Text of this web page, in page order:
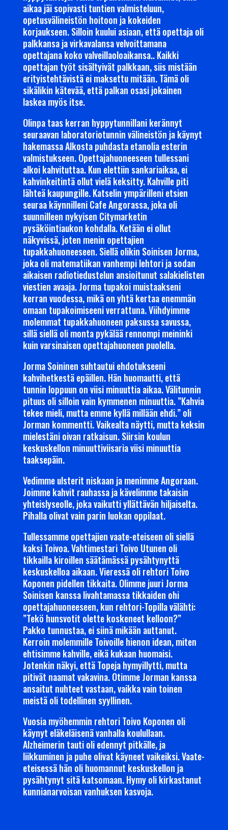
aikaa jäi sopivasti tuntien valmisteluun,
opetusvälineistön hoitoon ja kokeiden
korjaukseen. Silloin kuului asiaan, että opettaja oli
palkkansa ja virkavalansa velvoittamana
opettajana koko valveillaoloaikansa.. Kaikki
opettajan työt sisältyivät palkkaan, siis mistään
erityistehtävistä ei maksettu mitään. Tämä oli
sikälikin kätevää, että palkan osasi jokainen
laskea myös itse.
Olinpa taas kerran hyppytunnillani kerännyt
seuraavan laboratoriotunnin välineistön ja käynyt
hakemassa Alkosta puhdasta etanolia esterin
valmistukseen. Opettajahuoneeseen tullessani
alkoi kahvituttaa. Kun elettiin sankariaikaa, ei
kahvinkeitintä ollut vielä keksitty. Kahville piti
lähteä kaupungille. Katselin ympärilleni etsien
seuraa käynnilleni Cafe Angorassa, joka oli
suunnilleen nykyisen Citymarketin
pysäköintiaukon kohdalla. Ketään ei ollut
näkyvissä, joten menin opettajien
tupakkahuoneeseen. Siellä olikin Soinisen Jorma,
joka oli matematiikan vanhempi lehtori ja sodan
aikaisen radiotiedustelun ansioitunut salakielisten
viestien avaaja. Jorma tupakoi muistaakseni
kerran vuodessa, mikä on yhtä kertaa enemmän
omaan tupakoimiseeni verrattuna. Viihdyimme
molemmat tupakkahuoneen paksussa savussa,
sillä siellä oli monta pykälää rennompi meininki
kuin varsinaisen opettajahuoneen puolella.
Jorma Soininen suhtautui ehdotukseeni
kahvihetkestä epäillen. Hän huomautti, että
tunnin loppuun on viisi minuuttia aikaa. Välitunnin
pituus oli silloin vain kymmenen minuuttia. ”Kahvia
tekee mieli, mutta emme kyllä millään ehdi.” oli
Jorman kommentti. Vaikealta näytti, mutta keksin
mielestäni oivan ratkaisun. Siirsin koulun
keskuskellon minuuttiviisaria viisi minuuttia
taaksepäin.
Vedimme ulsterit niskaan ja menimme Angoraan.
Joimme kahvit rauhassa ja kävelimme takaisin
yhteislyseolle, joka vaikutti yllättävän hiljaiselta.
Pihalla olivat vain parin luokan oppilaat.
Tullessamme opettajien vaate-eteiseen oli siellä
kaksi Toivoa. Vahtimestari Toivo Utunen oli
tikkailla kiroillen säätämässä pysähtynyttä
keskuskelloa aikaan. Vieressä oli rehtori Toivo
Koponen pidellen tikkaita. Olimme juuri Jorma
Soinisen kanssa livahtamassa tikkaiden ohi
opettajahuoneeseen, kun rehtori-Topilla välähti:
”Tekö hunsvotit olette koskeneet kelloon?”
Pakko tunnustaa, ei siinä mikään auttanut.
Kerroin molemmille Toivoille hienon idean, miten
ehtisimme kahville, eikä kukaan huomaisi.
Jotenkin näkyi, että Topeja hymyillytti, mutta
pitivät naamat vakavina. Otimme Jorman kanssa
ansaitut nuhteet vastaan, vaikka vain toinen
meistä oli todellinen syyllinen.
Vuosia myöhemmin rehtori Toivo Koponen oli
käynyt eläkeläisenä vanhalla koulullaan.
Alzheimerin tauti oli edennyt pitkälle, ja
liikkuminen ja puhe olivat käyneet vaikeiksi. Vaate-
eteisessä hän oli huomannut keskuskellon ja
pysähtynyt sitä katsomaan. Hymy oli kirkastanut
kunnianarvoisan vanhuksen kasvoja.